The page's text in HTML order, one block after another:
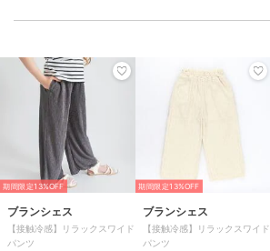
期間限定13%OFF
ブランシェス
【接触冷感】リラックスワイド
パンツ
期間限定13%OFF
ブランシェス
【接触冷感】リラックスワイド
パンツ